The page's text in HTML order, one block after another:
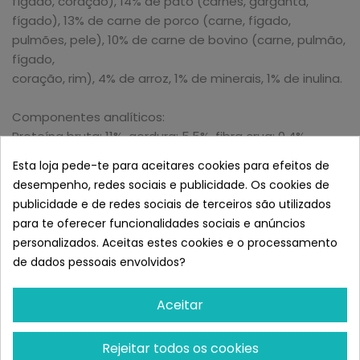
fígado), 13% de carne de porco (carne, fígado,
pulmões, pele), 10% de carne de bovino (carne, pulmão,
fígado,
coração, rim), 4% de arroz, 1% de minerais, 1% de inulina.
Componentes analíticos:
Proteína bruta: 11%, gordura: 5,5%, fibra crua: 0,4%,
Aditivos / kg:
Aditivos nutricionais: vitaminas D3 (E671) 200IU, E
Acetato de alfa-tocoferol 50mg, iodo (E2, como iodato
de cálcio, anidro) 0,2mg, manganês (E5, como
manganês (II) sulfato) 2mg, zinco (E6, como
monohidrato de sulfato de zinco) 20 mg.
Recomendações de administração:
Esta loja pede-te para aceitares cookies para efeitos de
desempenho, redes sociais e publicidade. Os cookies de
publicidade e de redes sociais de terceiros são utilizados
para te oferecer funcionalidades sociais e anúncios
personalizados. Aceitas estes cookies e o processamento
de dados pessoais envolvidos?
Aceitar
Rejeitar todos os cookies